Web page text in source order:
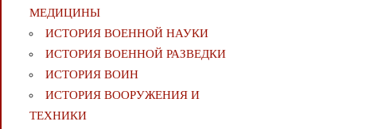
МЕДИЦИНЫ
ИСТОРИЯ ВОЕННОЙ НАУКИ
ИСТОРИЯ ВОЕННОЙ РАЗВЕДКИ
ИСТОРИЯ ВОИН
ИСТОРИЯ ВООРУЖЕНИЯ И
ТЕХНИКИ